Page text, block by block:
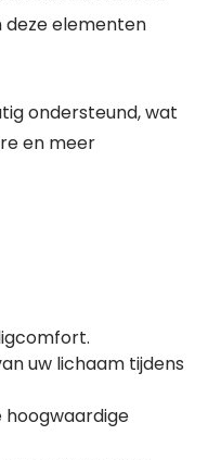
deze elementen
ondersteund, wat
en meer
uw lichaam tijdens
hoogwaardige